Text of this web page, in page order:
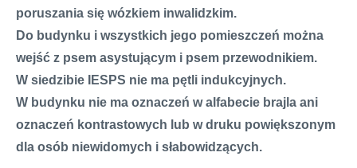
poruszania się wózkiem inwalidzkim.
Do budynku i wszystkich jego pomieszczeń można
wejść z psem asystującym i psem przewodnikiem.
W siedzibie IESPS nie ma pętli indukcyjnych.
W budynku nie ma oznaczeń w alfabecie brajla ani
oznaczeń kontrastowych lub w druku powiększonym
dla osób niewidomych i słabowidzących.